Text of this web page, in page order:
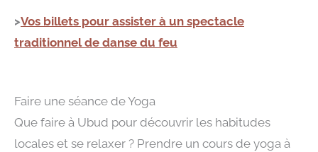
>Vos billets pour assister à un spectacle
traditionnel de danse du feu
Faire une séance de Yoga
Que faire à Ubud pour découvrir les habitudes
locales et se relaxer ? Prendre un cours de yoga à